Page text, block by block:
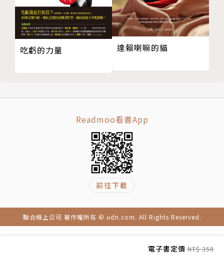
電子書定價 NT$ 350
神經外科醫師和作家。
一九七七年出生，在亞利桑那州金曼長大，自史丹佛大
學取得英語文學學士、碩士，與人類生物學學士。他在
榮獲美國神經外科學會最高研究獎。
二〇一五年三月去世，身旁陪伴他的除了雙親與兄弟，
還有妻子露西以及甫出世的女兒凱迪。
唐勤
吃虧的力量 達賴喇嘛的貓
Readmoo看書App
前往下載
聯合線上公司 著作權所有 © udn.com. All Rights Reserved.